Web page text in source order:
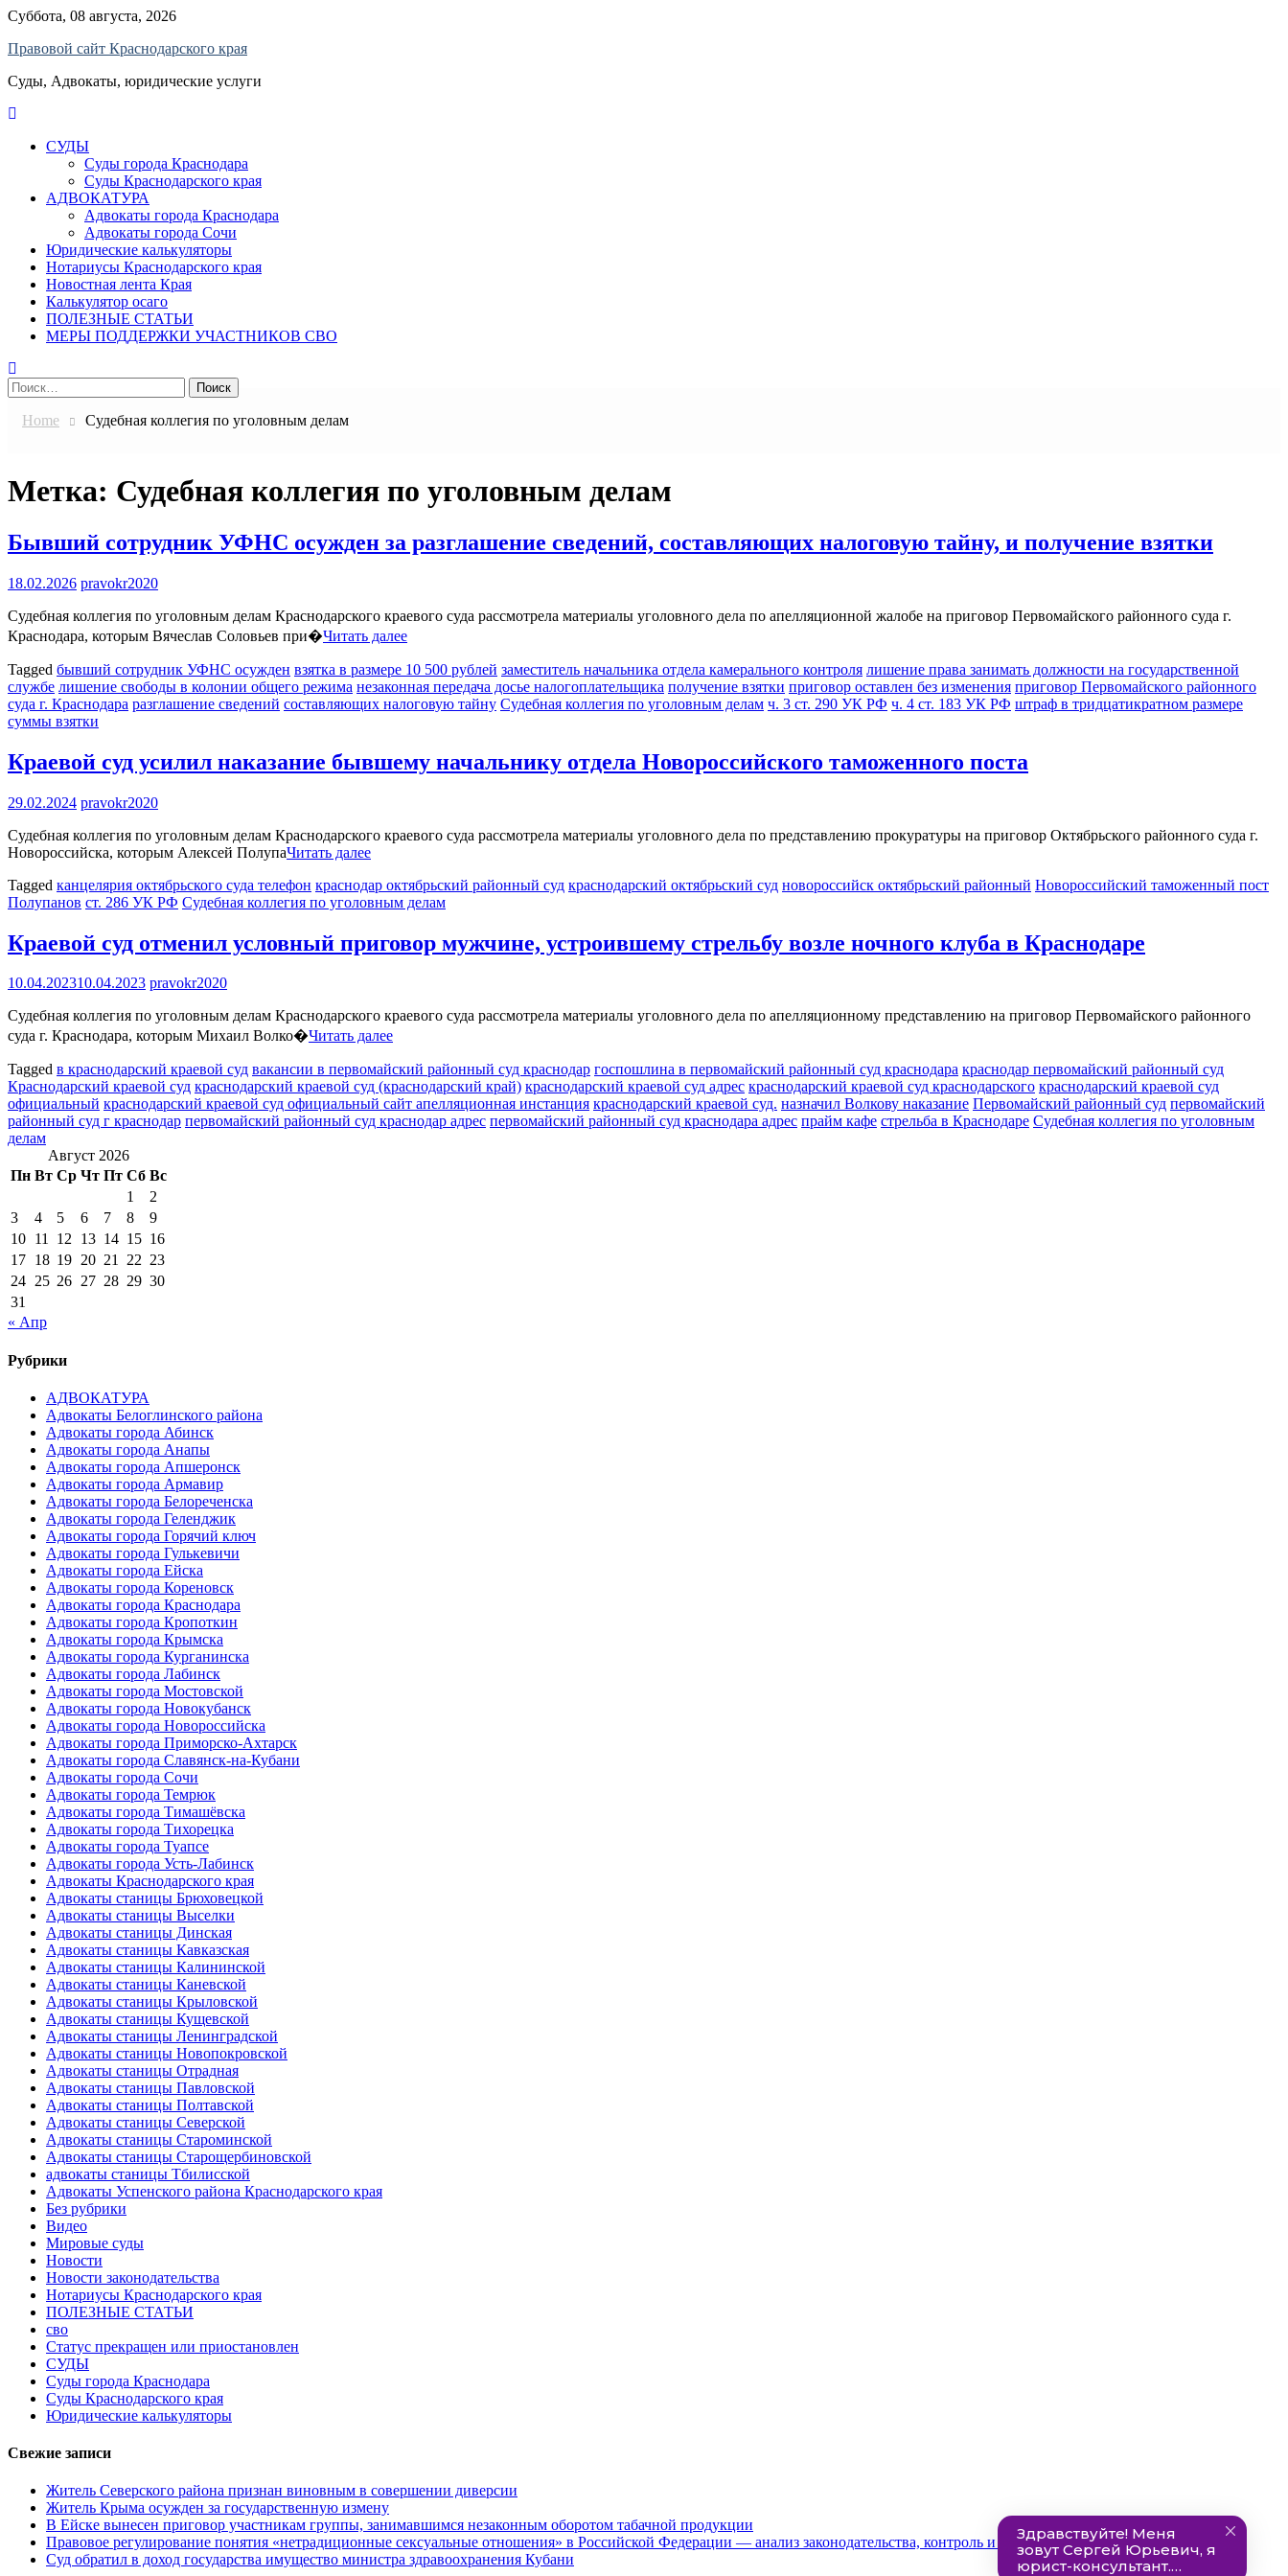
Skip
content
Суббота, 08 августа, 2026
Правовой сайт Краснодарского края
Суды, Адвокаты, юридические услуги
СУДЫ
Суды города Краснодара
Суды Краснодарского края
АДВОКАТУРА
Адвокаты города Краснодара
Адвокаты города Сочи
Юридические калькуляторы
Нотариусы Краснодарского края
Новостная лента Края
Калькулятор осаго
ПОЛЕЗНЫЕ СТАТЬИ
МЕРЫ ПОДДЕРЖКИ УЧАСТНИКОВ СВО
Найти:
Home Судебная коллегия по уголовным делам
Метка: Судебная коллегия по уголовным делам
Бывший сотрудник УФНС осужден за разглашение сведений, составляющих налоговую тайну, и получение взятки
18.02.2026 pravokr2020
Судебная коллегия по уголовным делам Краснодарского краевого суда рассмотрела материалы уголовного дела по апелляционной жалобе на приговор Первомайского районного суда г.
Краснодара, которым Вячеслав Соловьев при�Читать далее
Tagged бывший сотрудник УФНС осужден взятка в размере 10 500 рублей заместитель начальника отдела камерального контроля лишение права занимать должности на государственной
службе лишение свободы в колонии общего режима незаконная передача досье налогоплательщика получение взятки приговор оставлен без изменения приговор Первомайского районного
суда г. Краснодара разглашение сведений составляющих налоговую тайну Судебная коллегия по уголовным делам ч. 3 ст. 290 УК РФ ч. 4 ст. 183 УК РФ штраф в тридцатикратном размере
суммы взятки
Краевой суд усилил наказание бывшему начальнику отдела Новороссийского таможенного поста
29.02.2024 pravokr2020
Судебная коллегия по уголовным делам Краснодарского краевого суда рассмотрела материалы уголовного дела по представлению прокуратуры на приговор Октябрьского районного суда г.
Новороссийска, которым Алексей ПолупаЧитать далее
Tagged канцелярия октябрьского суда телефон краснодар октябрьский районный суд краснодарский октябрьский суд новороссийск октябрьский районный Новороссийский таможенный пост
Полупанов ст. 286 УК РФ Судебная коллегия по уголовным делам
Краевой суд отменил условный приговор мужчине, устроившему стрельбу возле ночного клуба в Краснодаре
10.04.202310.04.2023 pravokr2020
Судебная коллегия по уголовным делам Краснодарского краевого суда рассмотрела материалы уголовного дела по апелляционному представлению на приговор Первомайского районного
суда г. Краснодара, которым Михаил Волко�Читать далее
Tagged в краснодарский краевой суд вакансии в первомайский районный суд краснодар госпошлина в первомайский районный суд краснодара краснодар первомайский районный суд
Краснодарский краевой суд краснодарский краевой суд (краснодарский край) краснодарский краевой суд адрес краснодарский краевой суд краснодарского краснодарский краевой суд
официальный краснодарский краевой суд официальный сайт апелляционная инстанция краснодарский краевой суд. назначил Волкову наказание Первомайский районный суд первомайский
районный суд г краснодар первомайский районный суд краснодар адрес первомайский районный суд краснодара адрес прайм кафе стрельба в Краснодаре Судебная коллегия по уголовным
делам
Август 2026
Пн Вт Ср Чт Пт Сб Вс
1
2
3
4 5 6 7 8
9
10 11 12 13 14 15 16
17 18 19 20 21 22 23
24 25 26 27 28 29 30
31
« Апр
Рубрики
АДВОКАТУРА
Адвокаты Белоглинского района
Адвокаты города Абинск
Адвокаты города Анапы
Адвокаты города Апшеронск
Адвокаты города Армавир
Адвокаты города Белореченска
Адвокаты города Геленджик
Адвокаты города Горячий ключ
Адвокаты города Гулькевичи
Адвокаты города Ейска
Адвокаты города Кореновск
Адвокаты города Краснодара
Адвокаты города Кропоткин
Адвокаты города Крымска
Адвокаты города Курганинска
Адвокаты города Лабинск
Адвокаты города Мостовской
Адвокаты города Новокубанск
Адвокаты города Новороссийска
Адвокаты города Приморско-Ахтарск
Адвокаты города Славянск-на-Кубани
Адвокаты города Сочи
Адвокаты города Темрюк
Адвокаты города Тимашёвска
Адвокаты города Тихорецка
Адвокаты города Туапсе
Адвокаты города Усть-Лабинск
Адвокаты Краснодарского края
Адвокаты станицы Брюховецкой
Адвокаты станицы Выселки
Адвокаты станицы Динская
Адвокаты станицы Кавказская
Адвокаты станицы Калининской
Адвокаты станицы Каневской
Адвокаты станицы Крыловской
Адвокаты станицы Кущевской
Адвокаты станицы Ленинградской
Адвокаты станицы Новопокровской
Адвокаты станицы Отрадная
Адвокаты станицы Павловской
Адвокаты станицы Полтавской
Адвокаты станицы Северской
Адвокаты станицы Староминской
Адвокаты станицы Старощербиновской
адвокаты станицы Тбилисской
Адвокаты Успенского района Краснодарского края
Без рубрики
Видео
Мировые суды
Новости
Новости законодательства
Нотариусы Краснодарского края
ПОЛЕЗНЫЕ СТАТЬИ
сво
Статус прекращен или приостановлен
СУДЫ
Суды города Краснодара
Суды Краснодарского края
Юридические калькуляторы
Свежие записи
Житель Северского района признан виновным в совершении диверсии
Житель Крыма осужден за государственную измену
В Ейске вынесен приговор участникам группы, занимавшимся незаконным оборотом табачной продукции
Правовое регулирование понятия «нетрадиционные сексуальные отношения» в Российской Федерации — анализ законодательства, контроль и ответственность
Суд обратил в доход государства имущество министра здравоохранения Кубани